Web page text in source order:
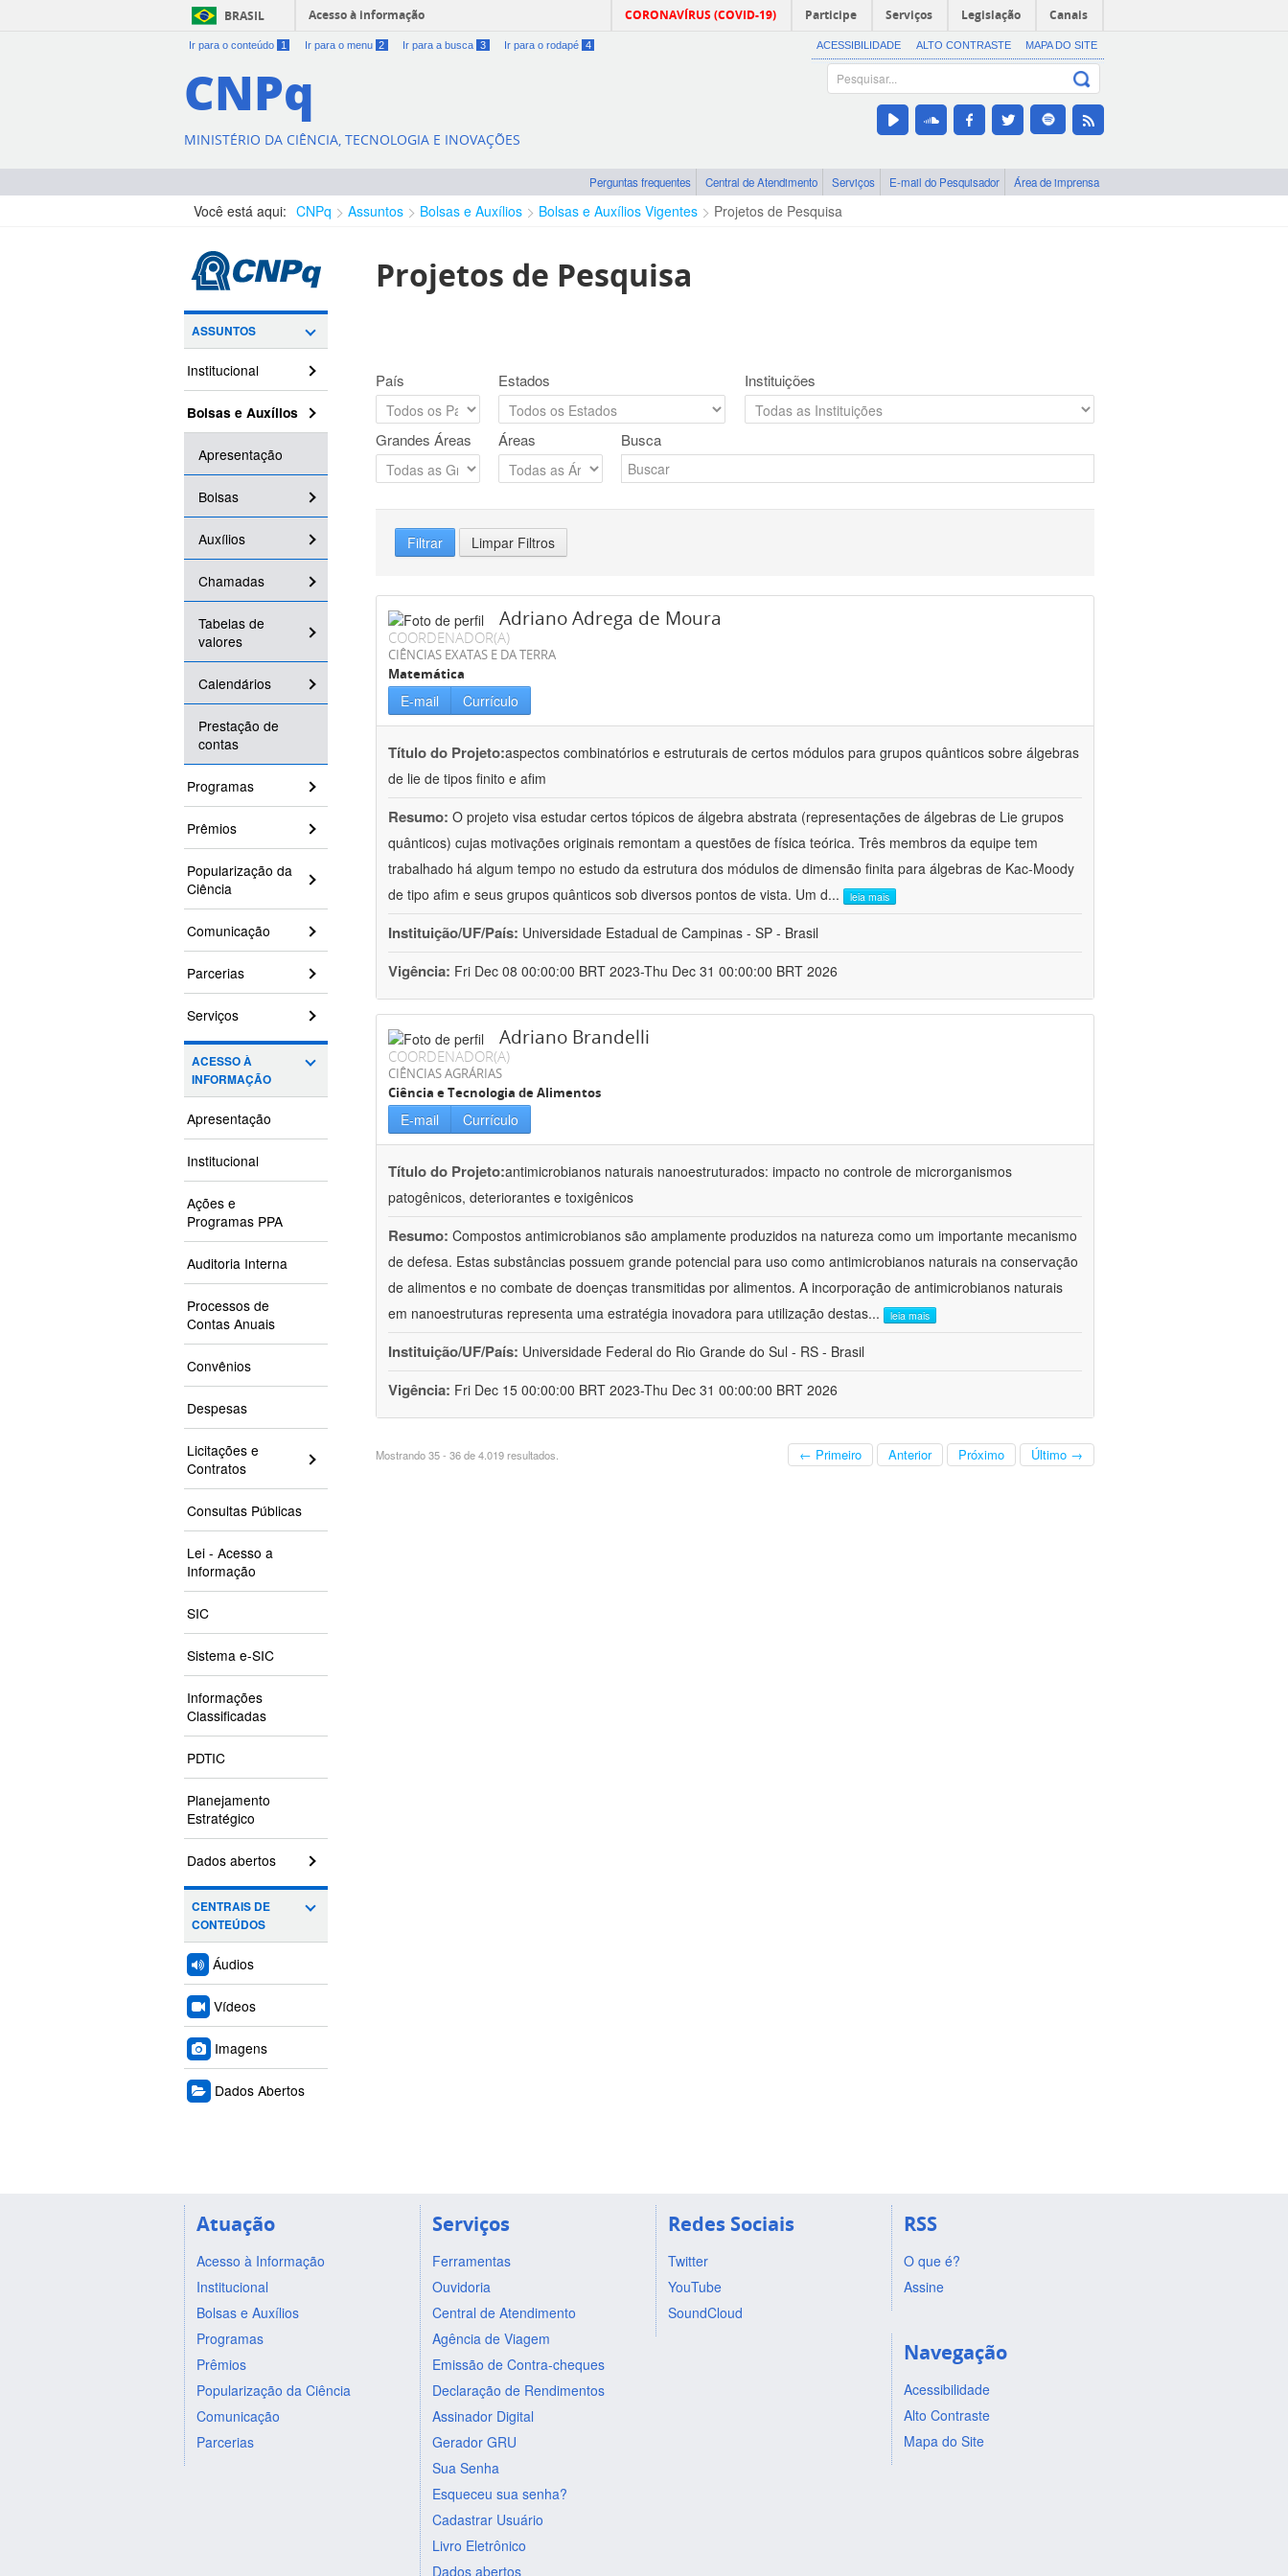
BRASIL Acesso à informação CORONAVÍRUS (COVID-19) Participe Serviços Legislação Canais
Ir para o conteúdo 1 Ir para o menu 2 Ir para a busca 3 Ir para o rodapé 4 ACESSIBILIDADE ALTO CONTRASTE MAPA DO SITE
CNPq
MINISTÉRIO DA CIÊNCIA, TECNOLOGIA E INOVAÇÕES
Perguntas frequentes Central de Atendimento Serviços E-mail do Pesquisador Área de imprensa
Você está aqui: CNPq Assuntos Bolsas e Auxílios Bolsas e Auxílios Vigentes Projetos de Pesquisa
ASSUNTOS
Institucional
Bolsas e Auxílios
Apresentação
Bolsas
Auxílios
Chamadas
Tabelas de
valores
Calendários
Prestação de
contas
Programas
Prêmios
Popularização da
Ciência
Comunicação
Parcerias
Serviços
ACESSO À
INFORMAÇÃO
Apresentação
Institucional
Ações e
Programas PPA
Auditoria Interna
Processos de
Contas Anuais
Convênios
Despesas
Licitações e
Contratos
Consultas Públicas
Lei - Acesso a
Informação
SIC
Sistema e-SIC
Informações
Classificadas
PDTIC
Planejamento
Estratégico
Dados abertos
CENTRAIS DE
CONTEÚDOS
Áudios
Vídeos
Imagens
Dados Abertos
Projetos de Pesquisa
País Estados Instituições
Grandes Áreas Áreas Busca
Filtrar Limpar Filtros
Adriano Adrega de Moura
COORDENADOR(A)
CIÊNCIAS EXATAS E DA TERRA
Matemática
E-mail Currículo
Título do Projeto:aspectos combinatórios e estruturais de certos módulos para grupos quânticos sobre álgebras
de lie de tipos finito e afim
Resumo: O projeto visa estudar certos tópicos de álgebra abstrata (representações de álgebras de Lie grupos
quânticos) cujas motivações originais remontam a questões de física teórica. Três membros da equipe tem
trabalhado há algum tempo no estudo da estrutura dos módulos de dimensão finita para álgebras de Kac-Moody
de tipo afim e seus grupos quânticos sob diversos pontos de vista. Um d... leia mais
Instituição/UF/País: Universidade Estadual de Campinas - SP - Brasil
Vigência: Fri Dec 08 00:00:00 BRT 2023-Thu Dec 31 00:00:00 BRT 2026
Adriano Brandelli
COORDENADOR(A)
CIÊNCIAS AGRÁRIAS
Ciência e Tecnologia de Alimentos
E-mail Currículo
Título do Projeto:antimicrobianos naturais nanoestruturados: impacto no controle de microrganismos
patogênicos, deteriorantes e toxigênicos
Resumo: Compostos antimicrobianos são amplamente produzidos na natureza como um importante mecanismo
de defesa. Estas substâncias possuem grande potencial para uso como antimicrobianos naturais na conservação
de alimentos e no combate de doenças transmitidas por alimentos. A incorporação de antimicrobianos naturais
em nanoestruturas representa uma estratégia inovadora para utilização destas... leia mais
Instituição/UF/País: Universidade Federal do Rio Grande do Sul - RS - Brasil
Vigência: Fri Dec 15 00:00:00 BRT 2023-Thu Dec 31 00:00:00 BRT 2026
Mostrando 35 - 36 de 4.019 resultados. ← Primeiro Anterior Próximo Último →
Atuação
Acesso à Informação
Institucional
Bolsas e Auxílios
Programas
Prêmios
Popularização da Ciência
Comunicação
Parcerias
Serviços
Ferramentas
Ouvidoria
Central de Atendimento
Agência de Viagem
Emissão de Contra-cheques
Declaração de Rendimentos
Assinador Digital
Gerador GRU
Sua Senha
Esqueceu sua senha?
Cadastrar Usuário
Livro Eletrônico
Dados abertos
Redes Sociais
Twitter
YouTube
SoundCloud
RSS
O que é?
Assine
Navegação
Acessibilidade
Alto Contraste
Mapa do Site